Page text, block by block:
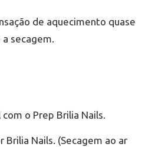
de aquecimento quase
secagem.
o Prep Brilia Nails.
Nails. (Secagem ao ar